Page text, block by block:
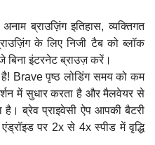
ब्राउज़िंग इतिहास, व्यक्तिगत
के लिए निजी टैब को ब्लॉक
बिना इंटरनेट ब्राउज़ करें।
Brave पृष्ठ लोडिंग समय को कम
में सुधार करता है और मैलवेयर से
है। ब्रेव प्राइवेसी ऐप आपकी बैटरी
पर 2x से 4x स्पीड में वृद्धि